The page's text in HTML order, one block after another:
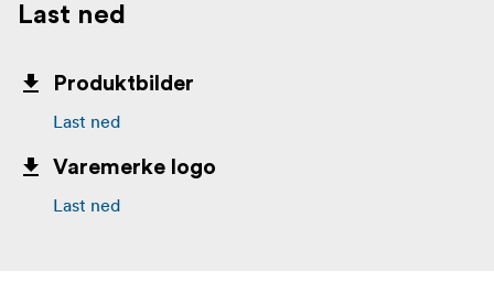
Last ned
Produktbilder
Last ned
Varemerke logo
Last ned